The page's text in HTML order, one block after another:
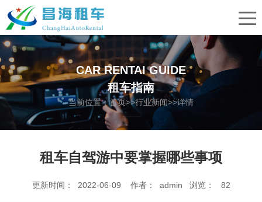
CAR RENTAI GUIDE
租车指南
当前位置：首页>>行业新闻>>详情
租车自驾游中要掌握哪些事项
更新时间： 2022-06-09 作者： admin 浏览： 82